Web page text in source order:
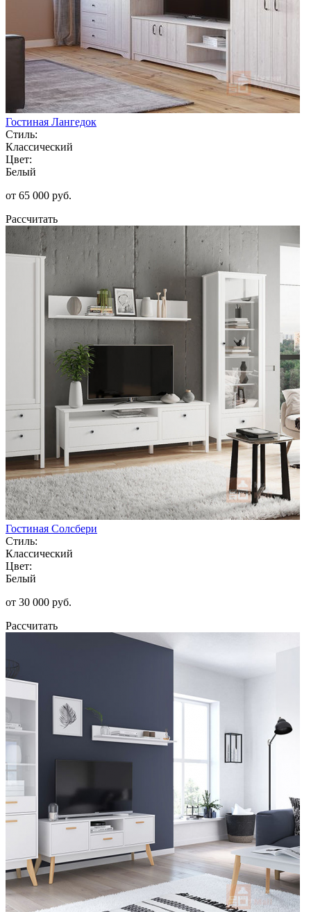
Гостиная Лангедок
Стиль:
Классический
Цвет:
Белый
от 65 000 руб.
Рассчитать
Гостиная Солсбери
Стиль:
Классический
Цвет:
Белый
от 30 000 руб.
Рассчитать